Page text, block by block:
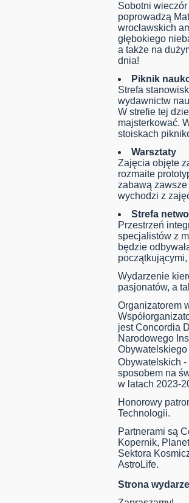
Sobotni
poprowadzą
wrocławskich
głębokiego
a także na
dnia!
Piknik
Strefa
wydawnictw
W strefie tej
majsterkować.
stoiskach
Warsztaty
Zajęcia objęte
rozmaite
zabawą
wychodzi z
Strefa
Przestrzeń
specjalistów z
będzie
Wydarzenie
pasjonatów, a
Organizatorem
jest Concordia
Narodowego
Obywatelskich -
sposobem na
w latach 2023-
Honorowy
Technologii.
Partnerami są
Kopernik,
Sektora
AstroLife.
Strona